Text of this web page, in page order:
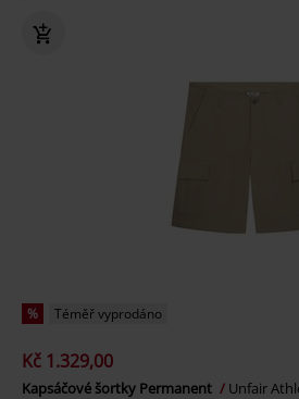
% Téměř vyprodáno
Kč 1.329,00
Kapsáčové šortky Permanent Unfair